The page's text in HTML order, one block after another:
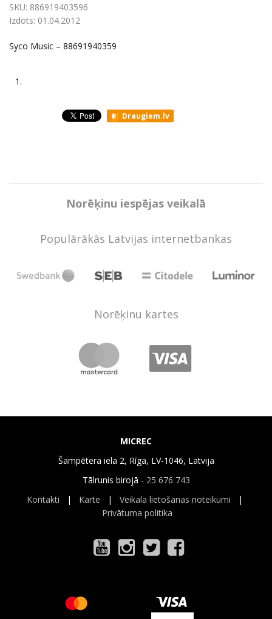
SKU: 886919403596
Izdots: 01.04.2012
Syco Music – 88691940359
1.
Draugiem.lv
Norēķinu iespējas veikalā
Populārākās Latvijas internetbankas
Norēķinu kartes
MICREC
Šampētera iela 2, Rīga, LV-1046, Latvija
Tālrunis birojā - 25 676 743
Kontakti | Karte | Veikala lietošanas noteikumi |
Privātuma politika